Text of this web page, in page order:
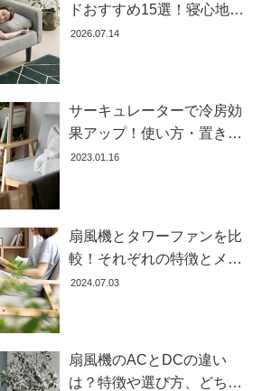
ドおすすめ15選！寝心地で
失敗しない選び方
2026.07.14
サーキュレーターで冷房効
果アップ！使い方・置き場
所・風向きを徹底解説
2023.01.16
扇風機とタワーファンを比
較！それぞれの特徴とメリ
ット・デメリットを解説し
2024.07.03
扇風機のACとDCの違い
は？特徴や選び方、どちら